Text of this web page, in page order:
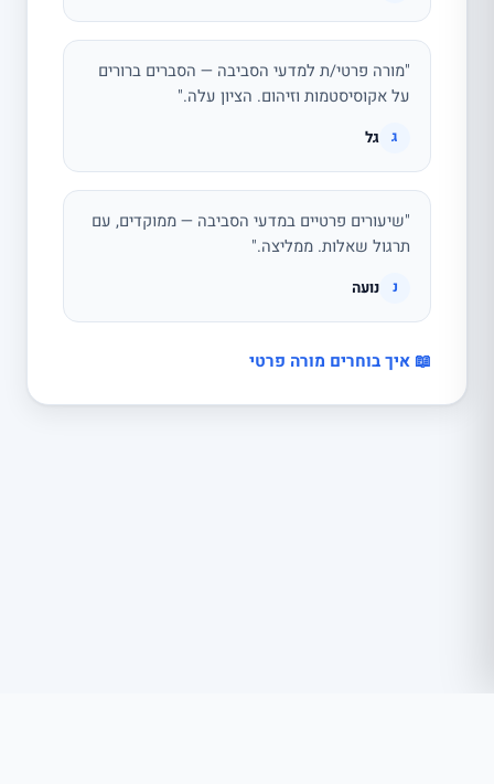
"מורה פרטי/ת למדעי הסביבה — הסברים ברורים
על אקוסיסטמות וזיהום. הציון עלה."
ג גל
"שיעורים פרטיים במדעי הסביבה — ממוקדים, עם
תרגול שאלות. ממליצה."
נ נועה
📖 איך בוחרים מורה פרטי